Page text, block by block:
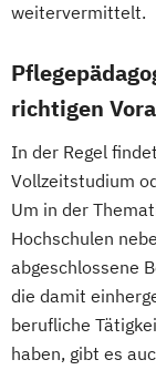
weitervermittelt.
richtigen
In der Regel
Vollzeitstudium
Um in der
Hochschulen
abgeschlossene
die damit
berufliche
haben, gibt es